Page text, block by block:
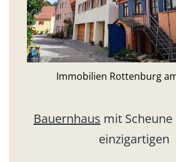
Immobilien Rottenburg
Bauernhaus mit
einzigartigen